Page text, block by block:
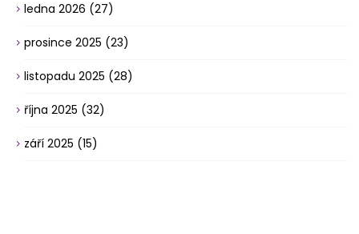
ledna 2026 (27)
prosince 2025 (23)
listopadu 2025 (28)
října 2025 (32)
září 2025 (15)